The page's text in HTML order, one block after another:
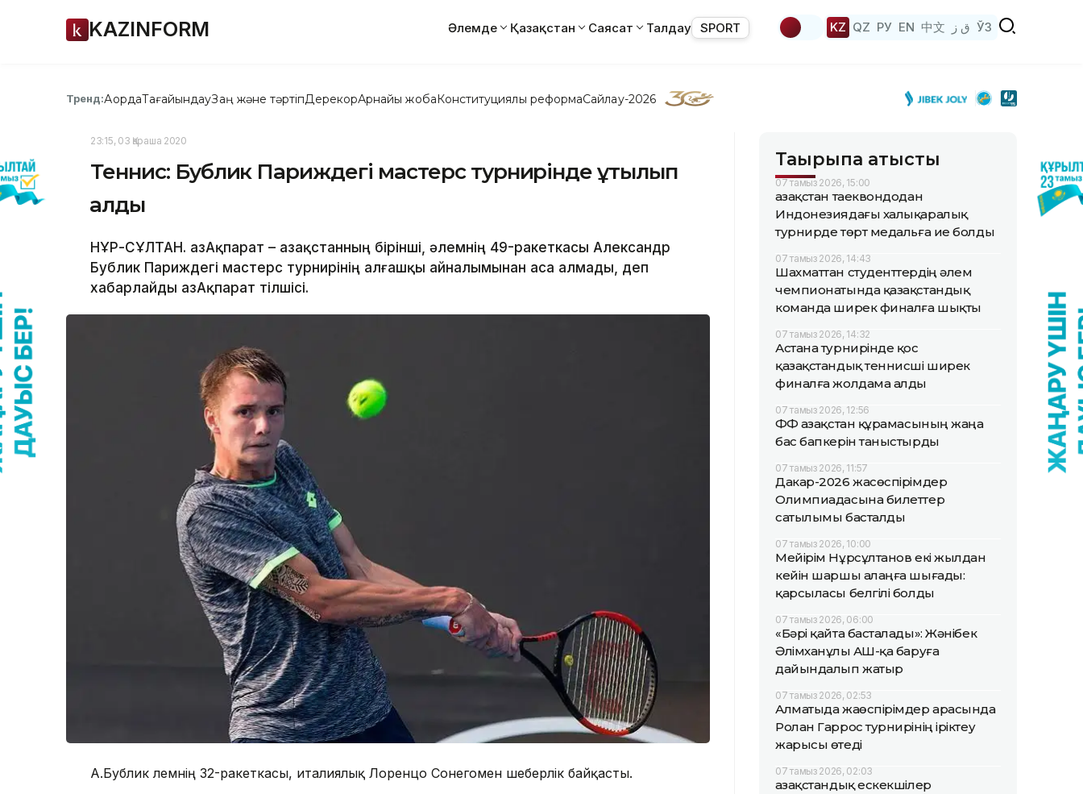
KAZINFORM Әлемде Қазақстан Саясат Талдау SPORT KZ QZ РУ EN 中文 ق ز ЎЗ
Тренд:АқордаТағайындауЗаң және тәртіпДерекқорАрнайы жобаКонституциялық реформаСайлау-2026
23:15, 03 Қараша 2020
Теннис: Бублик Париждегі мастерс турнирінде ұтылып
қалды
НҰР-СҰЛТАН. ҚазАқпарат – Қазақстанның бірінші, әлемнің 49-ракеткасы Александр
Бублик Париждегі мастерс турнирінің алғашқы айналымынан аса алмады, деп
хабарлайды ҚазАқпарат тілшісі.
А.Бублик әлемнің 32-ракеткасы, италиялық Лоренцо Сонегомен шеберлік байқасты.
Тақырыпқа қатысты
07 тамыз 2026, 15:00
Қазақстан таеквондодан
Индонезиядағы халықаралық
турнирде төрт медальға ие болды
07 тамыз 2026, 14:43
Шахматтан студенттердің әлем
чемпионатында қазақстандық
команда ширек финалға шықты
07 тамыз 2026, 14:32
Астана турнирінде қос
қазақстандық теннисші ширек
финалға жолдама алды
07 тамыз 2026, 12:56
ҚФФ Қазақстан құрамасының жаңа
бас бапкерін таныстырды
07 тамыз 2026, 11:57
Дакар-2026 жасөспірімдер
Олимпиадасына билеттер
сатылымы басталды
07 тамыз 2026, 10:00
Мейірім Нұрсұлтанов екі жылдан
кейін шаршы алаңға шығады:
қарсыласы белгілі болды
07 тамыз 2026, 06:00
«Бәрі қайта басталады»: Жәнібек
Әлімханұлы АҚШ-қа баруға
дайындалып жатыр
07 тамыз 2026, 02:53
Алматыда жаөспірімдер арасында
Ролан Гаррос турнирінің іріктеу
жарысы өтеді
07 тамыз 2026, 02:03
Қазақстандық ескекшілер